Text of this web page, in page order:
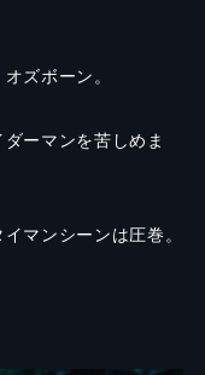
ズボーン。
ーマンを苦しめま
マンシーンは圧巻。